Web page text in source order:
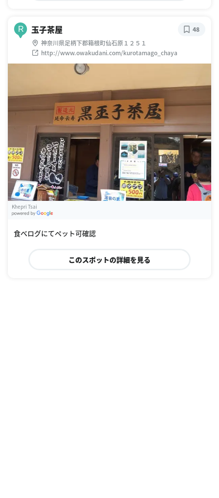
R 玉子茶屋
神奈川県足柄下郡箱根町仙石原１２５１
http://www.owakudani.com/kurotamago_chaya
48
Khepri Tsai
食べログにてペット可確認
このスポットの詳細を見る